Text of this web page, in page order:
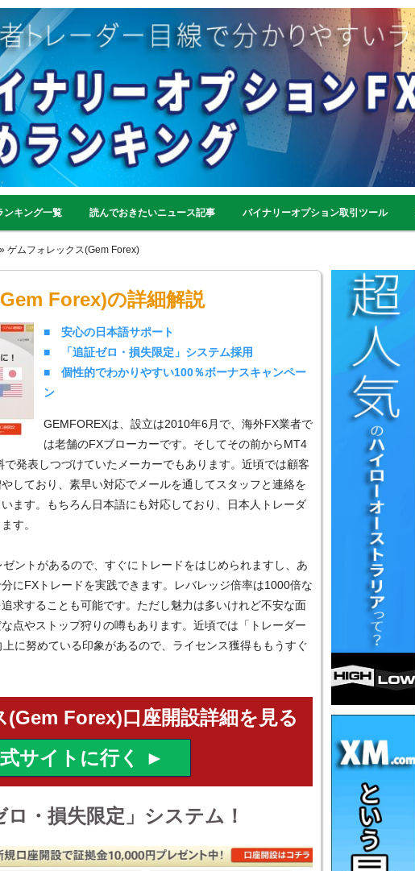
ンキング一覧 読んでおきたいニュース記事 バイナリーオプション取引ツール
» ゲムフォレックス(Gem Forex)
Forex)の詳細解説
■ 安心の日本語サポート
■ 「追証ゼロ・損失限定」システム採用
■ 個性的でわかりやすい100％ボーナスキャンペー
ン
GEMFOREXは、設立は2010年6月で、海外FX業者で
は老舗のFXブローカーです。そしてその前からMT4
発表しつづけていたメーカーでもあります。近頃では顧客
しており、素早い対応でメールを通してスタッフと連絡を
ます。もちろん日本語にも対応しており、日本人トレーダ
す。
ントがあるので、すぐにトレードをはじめられますし、あ
にFXトレードを実践できます。レバレッジ倍率は1000倍な
求することも可能です。ただし魅力は多いけれど不安な面
点やストップ狩りの噂もあります。近頃では「トレーダー
に努めている印象があるので、ライセンス獲得ももうすぐ
Forex)口座開設詳細を見る
・損失限定」システム！